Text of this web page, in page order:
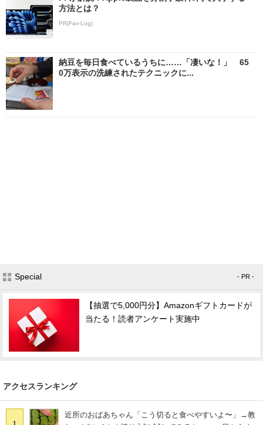
方法とは？
PR(Fav-Log)
納豆を毎日食べているうちに……「凄いな！」 65
0万表示の洗練されたテクニックに...
Special - PR -
【抽選で5,000円分】Amazonギフトカードが
当たる！読者アンケート実施中
アクセスランキング
近所のおばあちゃん「こう切ると食べやすいよ〜」→教